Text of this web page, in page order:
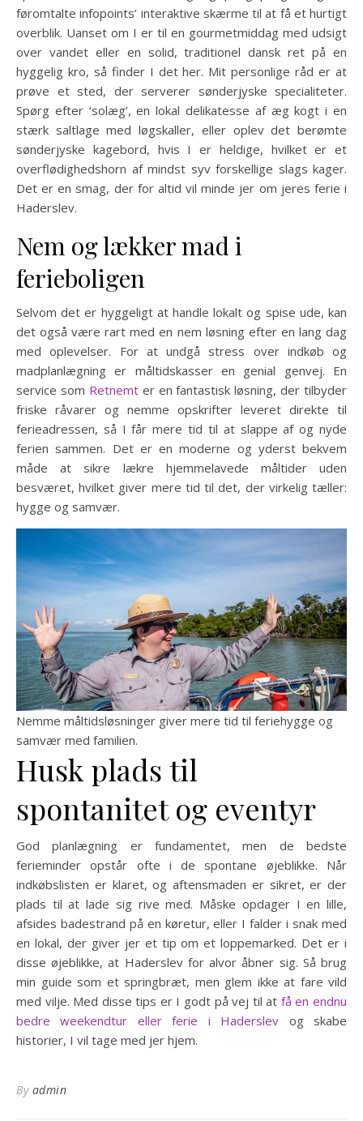
føromtalte infopoints’ interaktive skærme til at få et hurtigt
overblik. Uanset om I er til en gourmetmiddag med udsigt
over vandet eller en solid, traditionel dansk ret på en
hyggelig kro, så finder I det her. Mit personlige råd er at
prøve et sted, der serverer sønderjyske specialiteter.
Spørg efter ‘solæg’, en lokal delikatesse af æg kogt i en
stærk saltlage med løgskaller, eller oplev det berømte
sønderjyske kagebord, hvis I er heldige, hvilket er et
overflødighedshorn af mindst syv forskellige slags kager.
Det er en smag, der for altid vil minde jer om jeres ferie i
Haderslev.
Nem og lækker mad i
ferieboligen
Selvom det er hyggeligt at handle lokalt og spise ude, kan
det også være rart med en nem løsning efter en lang dag
med oplevelser. For at undgå stress over indkøb og
madplanlægning er måltidskasser en genial genvej. En
service som Retnemter en fantastisk løsning, der tilbyder
friske råvarer og nemme opskrifter leveret direkte til
ferieadressen, så I får mere tid til at slappe af og nyde
ferien sammen. Det er en moderne og yderst bekvem
måde at sikre lækre hjemmelavede måltider uden
besværet, hvilket giver mere tid til det, der virkelig tæller:
hygge og samvær.
Nemme måltidsløsninger giver mere tid til feriehygge og
samvær med familien.
Husk plads til
spontanitet og eventyr
God planlægning er fundamentet, men de bedste
ferieminder opstår ofte i de spontane øjeblikke. Når
indkøbslisten er klaret, og aftensmaden er sikret, er der
plads til at lade sig rive med. Måske opdager I en lille,
afsides badestrand på en køretur, eller I falder i snak med
en lokal, der giver jer et tip om et loppemarked. Det er i
disse øjeblikke, at Haderslev for alvor åbner sig. Så brug
min guide som et springbræt, men glem ikke at fare vild
med vilje. Med disse tips er I godt på vej til at få en endnu
bedre weekendtur eller ferie i Haderslev og skabe
historier, I vil tage med jer hjem.
By admin